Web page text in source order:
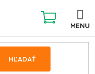
HĽADAŤ
NÁKUPNÝ
KOŠÍK